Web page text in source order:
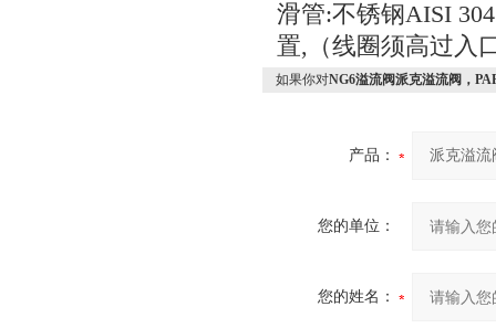
滑管:不锈钢AISI
置,（线圈须高过入
如果你对NG6溢流阀派克溢流阀，
产品：
您的单位：
您的姓名：